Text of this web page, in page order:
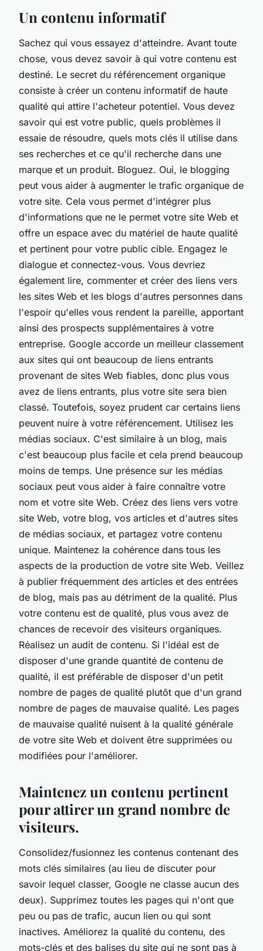
Un contenu informatif
Sachez qui vous essayez d'atteindre. Avant toute
chose, vous devez savoir à qui votre contenu est
destiné. Le secret du référencement organique
consiste à créer un contenu informatif de haute
qualité qui attire l'acheteur potentiel. Vous devez
savoir qui est votre public, quels problèmes il
essaie de résoudre, quels mots clés il utilise dans
ses recherches et ce qu'il recherche dans une
marque et un produit. Bloguez. Oui, le blogging
peut vous aider à augmenter le trafic organique de
votre site. Cela vous permet d'intégrer plus
d'informations que ne le permet votre site Web et
offre un espace avec du matériel de haute qualité
et pertinent pour votre public cible. Engagez le
dialogue et connectez-vous. Vous devriez
également lire, commenter et créer des liens vers
les sites Web et les blogs d'autres personnes dans
l'espoir qu'elles vous rendent la pareille, apportant
ainsi des prospects supplémentaires à votre
entreprise. Google accorde un meilleur classement
aux sites qui ont beaucoup de liens entrants
provenant de sites Web fiables, donc plus vous
avez de liens entrants, plus votre site sera bien
classé. Toutefois, soyez prudent car certains liens
peuvent nuire à votre référencement. Utilisez les
médias sociaux. C'est similaire à un blog, mais
c'est beaucoup plus facile et cela prend beaucoup
moins de temps. Une présence sur les médias
sociaux peut vous aider à faire connaître votre
nom et votre site Web. Créez des liens vers votre
site Web, votre blog, vos articles et d'autres sites
de médias sociaux, et partagez votre contenu
unique. Maintenez la cohérence dans tous les
aspects de la production de votre site Web. Veillez
à publier fréquemment des articles et des entrées
de blog, mais pas au détriment de la qualité. Plus
votre contenu est de qualité, plus vous avez de
chances de recevoir des visiteurs organiques.
Réalisez un audit de contenu. Si l'idéal est de
disposer d'une grande quantité de contenu de
qualité, il est préférable de disposer d'un petit
nombre de pages de qualité plutôt que d'un grand
nombre de pages de mauvaise qualité. Les pages
de mauvaise qualité nuisent à la qualité générale
de votre site Web et doivent être supprimées ou
modifiées pour l'améliorer.
Maintenez un contenu pertinent
pour attirer un grand nombre de
visiteurs.
Consolidez/fusionnez les contenus contenant des
mots clés similaires (au lieu de discuter pour
savoir lequel classer, Google ne classe aucun des
deux). Supprimez toutes les pages qui n'ont que
peu ou pas de trafic, aucun lien ou qui sont
inactives. Améliorez la qualité du contenu, des
mots-clés et des balises du site qui ne sont pas à